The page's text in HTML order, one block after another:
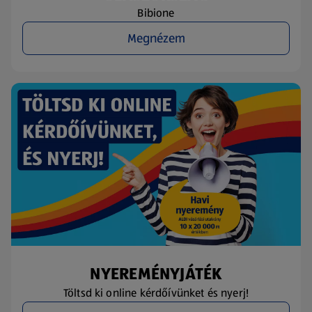
Bibione
Megnézem
NYEREMÉNYJÁTÉK
Töltsd ki online kérdőívünket és nyerj!